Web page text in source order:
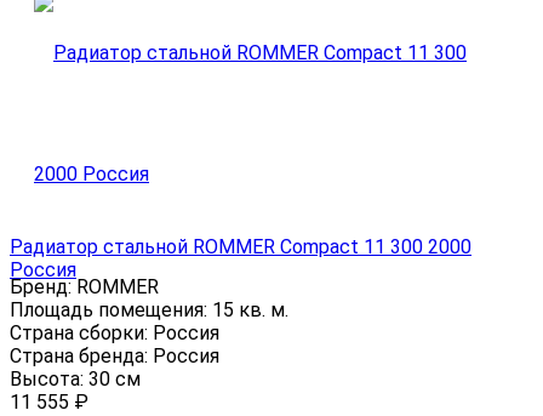
Радиатор стальной ROMMER Compact 11 300 2000
Россия
Бренд: ROMMER
Площадь помещения: 15 кв. м.
Страна сборки: Россия
Страна бренда: Россия
Высота: 30 см
11 555 ₽